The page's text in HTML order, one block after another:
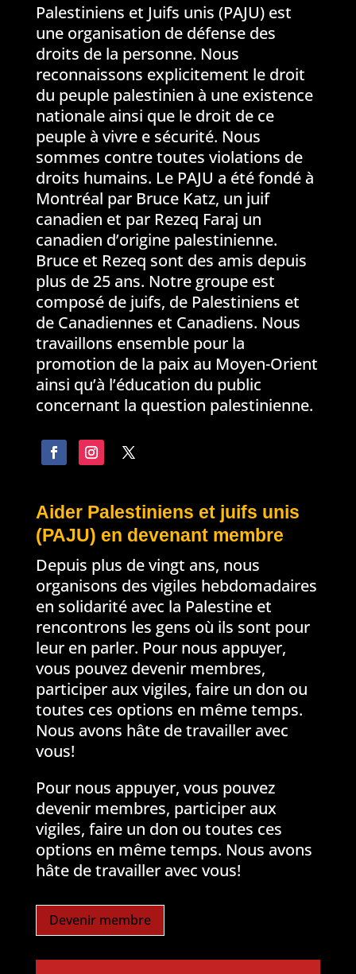
Palestiniens et Juifs unis (PAJU) est
une organisation de défense des
droits de la personne. Nous
reconnaissons explicitement le droit
du peuple palestinien à une existence
nationale ainsi que le droit de ce
peuple à vivre e sécurité. Nous
sommes contre toutes violations de
droits humains. Le PAJU a été fondé à
Montréal par Bruce Katz, un juif
canadien et par Rezeq Faraj un
canadien d’origine palestinienne.
Bruce et Rezeq sont des amis depuis
plus de 25 ans. Notre groupe est
composé de juifs, de Palestiniens et
de Canadiennes et Canadiens. Nous
travaillons ensemble pour la
promotion de la paix au Moyen-Orient
ainsi qu’à l’éducation du public
concernant la question palestinienne.
Aider Palestiniens et juifs unis
(PAJU) en devenant membre
Depuis plus de vingt ans, nous
organisons des vigiles hebdomadaires
en solidarité avec la Palestine et
rencontrons les gens où ils sont pour
leur en parler. Pour nous appuyer,
vous pouvez devenir membres,
participer aux vigiles, faire un don ou
toutes ces options en même temps.
Nous avons hâte de travailler avec
vous!
Pour nous appuyer, vous pouvez
devenir membres, participer aux
vigiles, faire un don ou toutes ces
options en même temps. Nous avons
hâte de travailler avec vous!
Devenir membre